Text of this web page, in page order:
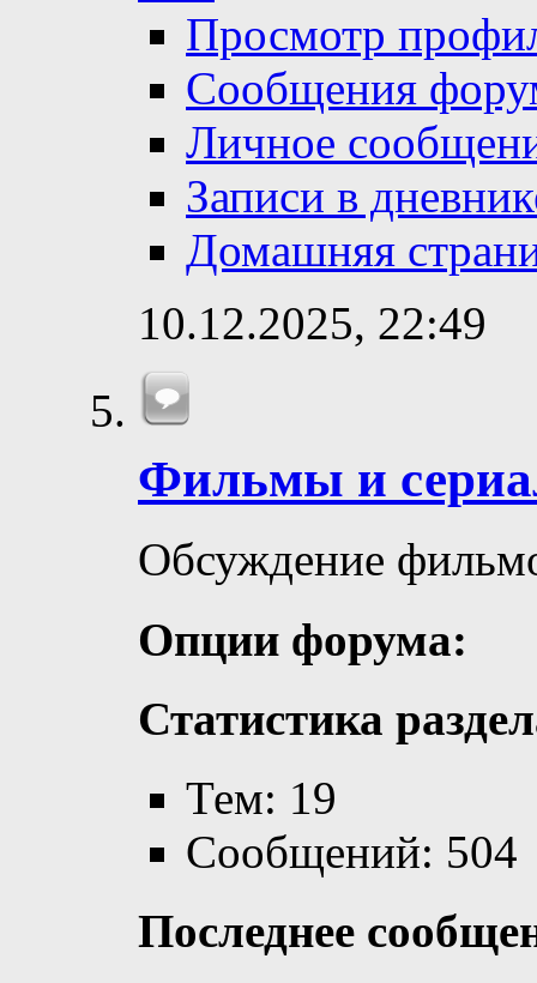
Просмотр
Сообщения
Личное
Записи в
Домашняя
10.12.2025, 22:49
Фильмы и
Обсуждение
Опции форума:
Статистика
Тем: 19
Сообщений: 504
Последнее